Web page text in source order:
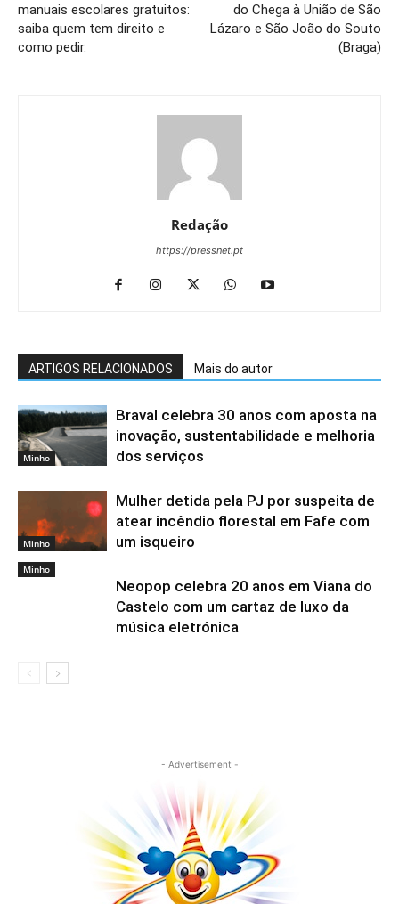
manuais escolares gratuitos:
saiba quem tem direito e
como pedir.
do Chega à União de São
Lázaro e São João do Souto
(Braga)
Redação
https://pressnet.pt
ARTIGOS RELACIONADOS Mais do autor
Minho
Braval celebra 30 anos com aposta na
inovação, sustentabilidade e melhoria
dos serviços
Minho
Mulher detida pela PJ por suspeita de
atear incêndio florestal em Fafe com
um isqueiro
Minho
Neopop celebra 20 anos em Viana do
Castelo com um cartaz de luxo da
música eletrónica
- Advertisement -